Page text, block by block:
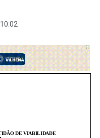
10:02